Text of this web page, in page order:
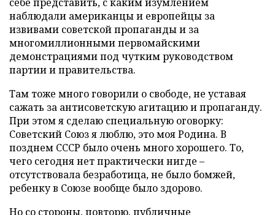
наблюдали американцы и европейцы за
извивами советской пропаганды и за
многомиллионными первомайскими
демонстрациями под чутким руководством
партии и правительства.
Там тоже много говорили о свободе, не уставая
сажать за антисоветскую агитацию и пропаганду.
При этом я сделаю специальную оговорку:
Советский Союз я люблю, это моя Родина. В
позднем СССР было очень много хорошего. То,
чего сегодня нет практически нигде –
отсутствовала безработица, не было бомжей,
ребенку в Союзе вообще было здорово.
Но со стороны, повторю, публичные